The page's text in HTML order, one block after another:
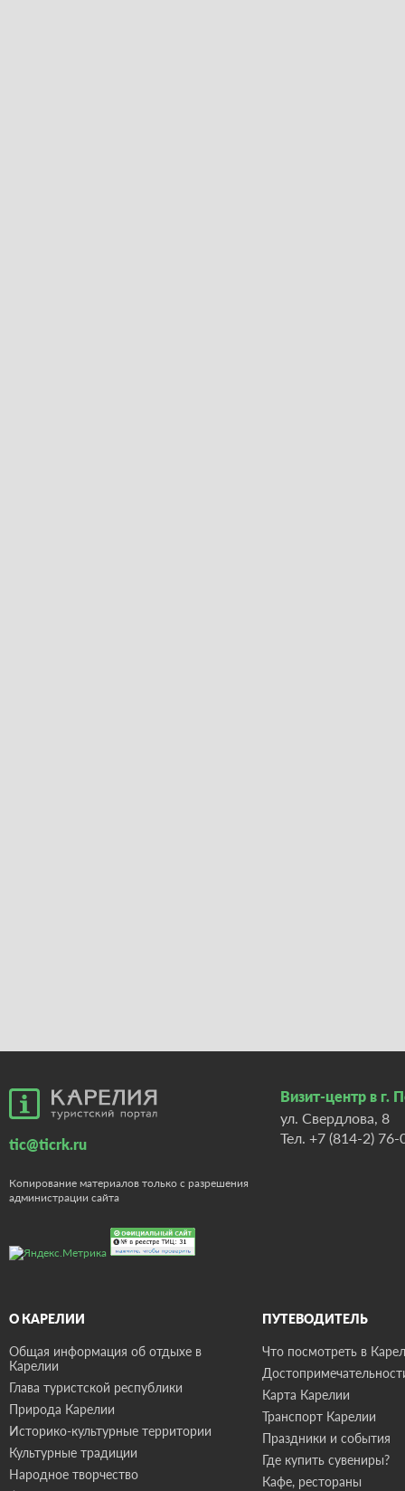
tic@ticrk.ru
Копирование материалов только с разрешения
администрации сайта
Визит-центр в г.
ул. Свердлова, 8
Тел. +7 (814-2) 76-
О КАРЕЛИИ
Общая информация об отдыхе в
Карелии
Глава туристской республики
Природа Карелии
Историко-культурные территории
Культурные традиции
Народное творчество
ПУТЕВОДИТЕЛЬ
Что посмотреть в
Карта Карелии
Транспорт Карелии
Праздники и события
Где купить сувениры?
Кафе, рестораны